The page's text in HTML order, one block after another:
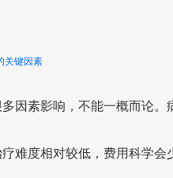
关键因素
因素影响，不能一概而论。
难度相对较低，费用科学会